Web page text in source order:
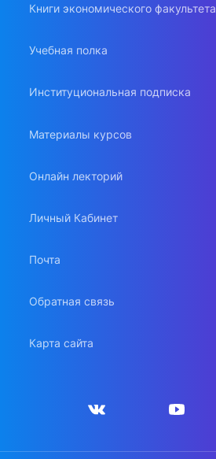
Книги экономического факультета
Учебная полка
Институциональная подписка
Материалы курсов
Онлайн лекторий
Личный Кабинет
Почта
Обратная связь
Карта сайта